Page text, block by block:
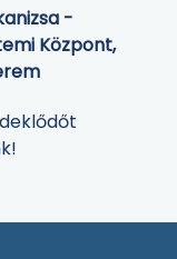
-
Központ,